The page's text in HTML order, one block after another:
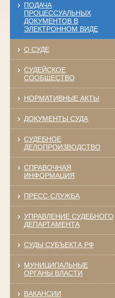
ПОДАЧА
ПРОЦЕССУАЛЬНЫХ
ДОКУМЕНТОВ В
ЭЛЕКТРОННОМ ВИДЕ
О СУДЕ
СУДЕЙСКОЕ
СООБЩЕСТВО
НОРМАТИВНЫЕ АКТЫ
ДОКУМЕНТЫ СУДА
СУДЕБНОЕ
ДЕЛОПРОИЗВОДСТВО
СПРАВОЧНАЯ
ИНФОРМАЦИЯ
ПРЕСС-СЛУЖБА
УПРАВЛЕНИЕ СУДЕБНОГО
ДЕПАРТАМЕНТА
СУДЫ СУБЪЕКТА РФ
МУНИЦИПАЛЬНЫЕ
ОРГАНЫ ВЛАСТИ
ВАКАНСИИ